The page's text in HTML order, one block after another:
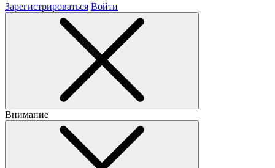
Зарегистрироваться Войти
Внимание